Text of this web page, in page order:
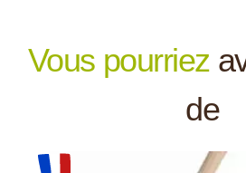
Vous pourriez
de